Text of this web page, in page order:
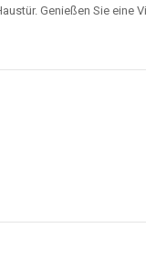
Genießen Sie eine